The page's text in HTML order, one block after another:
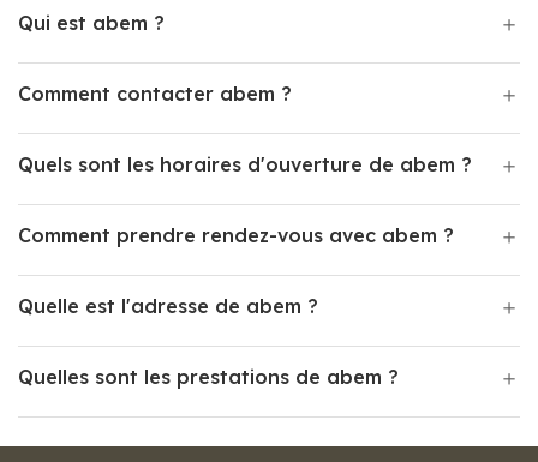
Qui est abem ?
Comment contacter abem ?
Quels sont les horaires d'ouverture de abem ?
Comment prendre rendez-vous avec abem ?
Quelle est l'adresse de abem ?
Quelles sont les prestations de abem ?